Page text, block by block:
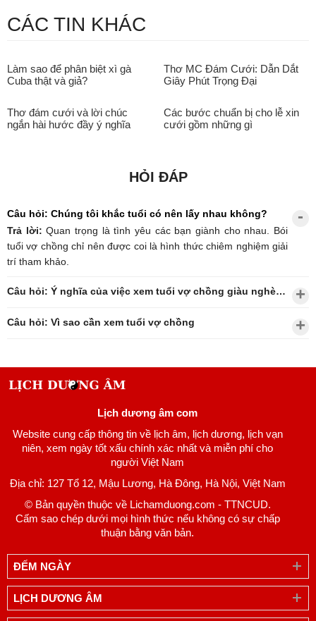
CÁC TIN KHÁC
Làm sao để phân biệt xì gà
Cuba thật và giả?
Thơ MC Đám Cưới: Dẫn Dắt
Giây Phút Trọng Đại
Thơ đám cưới và lời chúc
ngắn hài hước đầy ý nghĩa
Các bước chuẩn bị cho lễ xin
cưới gồm những gì
HỎI ĐÁP
Câu hỏi: Chúng tôi khắc tuổi có nên lấy nhau không?
Trả lời:Quan trọng là tình yêu các bạn giành cho nhau. Bói
tuổi vợ chồng chỉ nên được coi là hình thức chiêm nghiệm giải
trí tham khảo.
Câu hỏi: Ý nghĩa của việc xem tuổi vợ chồng giàu nghèo?
Câu hỏi: Vì sao cần xem tuổi vợ chồng
Lịch dương âm com
Website cung cấp thông tin về lịch âm, lịch dương, lịch vạn
niên, xem ngày tốt xấu chính xác nhất và miễn phí cho
người Việt Nam
Địa chỉ: 127 Tổ 12, Mậu Lương, Hà Đông, Hà Nội, Việt Nam
© Bản quyền thuộc về Lichamduong.com - TTNCUD.
Cấm sao chép dưới mọi hình thức nếu không có sự chấp
thuận bằng văn bản.
ĐẾM NGÀY
LỊCH DƯƠNG ÂM